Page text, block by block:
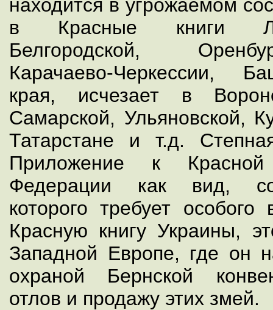
находится в угрожаемом
в Красные книги
Белгородской,
Карачаево-Черкессии,
края, исчезает в
Самарской, Ульяновской,
Татарстане и т.д.
Приложение к Красной
Федерации как вид,
которого требует
Красную книгу Украины,
Западной Европе, где он
охраной Бернской
отлов и продажу этих змей.